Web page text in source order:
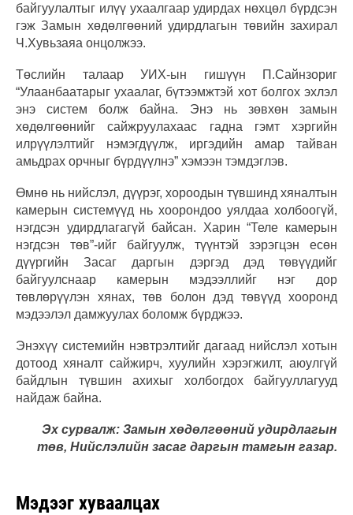
байгуулалтыг илүү ухаалгаар удирдах нөхцөл бүрдсэн
гэж Замын хөдөлгөөний удирдлагын төвийн захирал
Ч.Хувьзаяа онцолжээ.
Төслийн талаар УИХ-ын гишүүн П.Сайнзориг
“Улаанбаатарыг ухаалаг, бүтээмжтэй хот болгох эхлэл
энэ систем болж байна. Энэ нь зөвхөн замын
хөдөлгөөнийг сайжруулахаас гадна гэмт хэргийн
илрүүлэлтийг нэмэгдүүлж, иргэдийн амар тайван
амьдрах орчныг бүрдүүлнэ” хэмээн тэмдэглэв.
Өмнө нь нийслэл, дүүрэг, хороодын түвшинд хяналтын
камерын системүүд нь хоорондоо уялдаа холбоогүй,
нэгдсэн удирдлагагүй байсан. Харин “Теле камерын
нэгдсэн төв”-ийг байгуулж, түүнтэй зэрэгцэн есөн
дүүргийн Засаг даргын дэргэд дэд төвүүдийг
байгуулснаар камерын мэдээллийг нэг дор
төвлөрүүлэн хянах, төв болон дэд төвүүд хооронд
мэдээлэл дамжуулах боломж бүрджээ.
Энэхүү системийн нэвтрэлтийг дагаад нийслэл хотын
дотоод хяналт сайжирч, хуулийн хэрэгжилт, аюулгүй
байдлын түвшин ахихыг холбогдох байгууллагууд
найдаж байна.
Эх сурвалж: Замын хөдөлгөөний удирдлагын
төв, Нийслэлийн засаг даргын тамгын газар.
Мэдээг хуваалцах